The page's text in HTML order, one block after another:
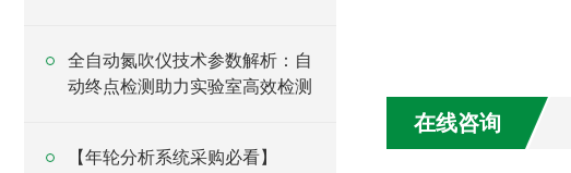
在线咨询
全自动氮吹仪技术参数解析：自
动终点检测助力实验室高效检测
【年轮分析系统采购必看】